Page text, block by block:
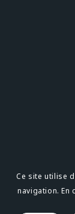
Ce site utilise
navigation. En